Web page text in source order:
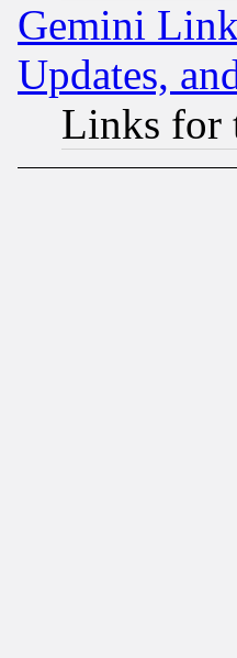
Gemini
Updates,
Links for